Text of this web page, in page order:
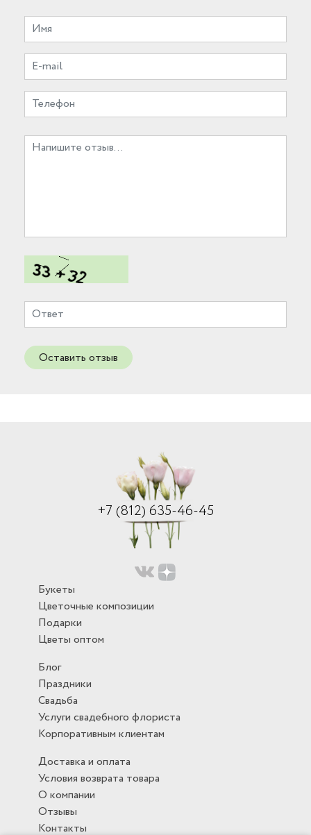
Оставить отзыв
+7 (812) 635-46-45
Букеты
Цветочные композиции
Подарки
Цветы оптом
Блог
Праздники
Свадьба
Услуги свадебного флориста
Корпоративным клиентам
Доставка и оплата
Условия возврата товара
О компании
Отзывы
Контакты